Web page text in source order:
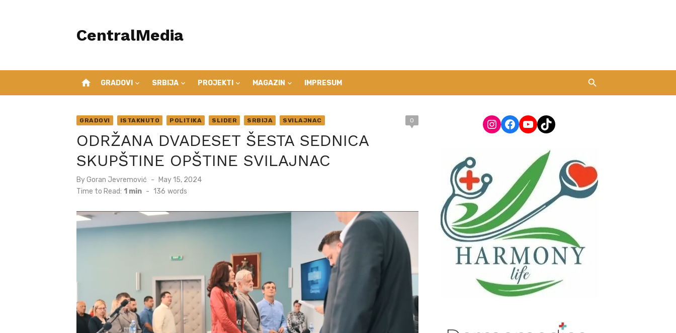
CentralMedia
home GRADOVI SRBIJA PROJEKTI MAGAZIN IMPRESUM
GRADOVI ISTAKNUTO POLITIKA SLIDER SRBIJA SVILAJNAC 0
ODRŽANA DVADESET ŠESTA SEDNICA
SKUPŠTINE OPŠTINE SVILAJNAC
ByGoran Jevremović
Posted
on
May 15, 2024
Time to Read: 1 min - 136 words
Instagram
Facebook
YouTube
TikTok